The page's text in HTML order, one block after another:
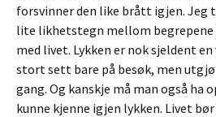
forsvinner den like brått igjen. Jeg
lite likhetstegn mellom begrepene
med livet. Lykken er nok sjeldent
stort sett bare på besøk, men
gang. Og kanskje må man også ha
kunne kjenne igjen lykken. Livet